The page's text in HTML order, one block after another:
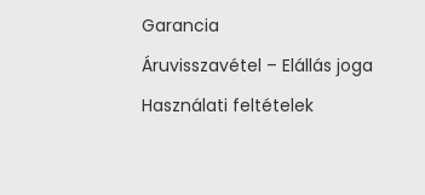
Garancia
Áruvisszavétel – Elállás joga
Használati feltételek